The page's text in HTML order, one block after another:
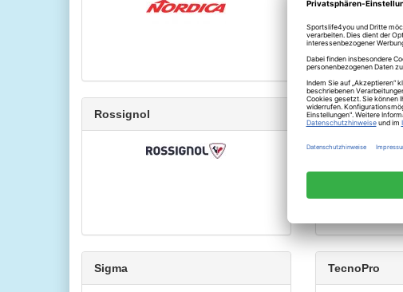
Rossignol Salewa
Sigma TecnoPro